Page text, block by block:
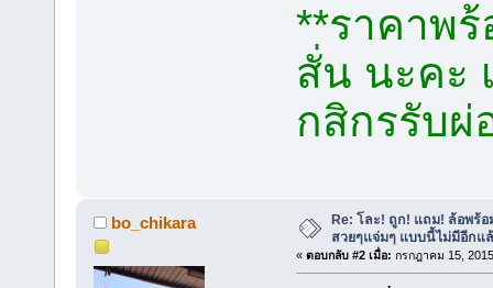
**ราคาพ
สั่น นะคะ
กสิกรรับ
bo_chikara
Re: โละ! ถูก! แถม! ล้อพร้
สวยๆแจ่มๆ แบบนี้ไม่มีอีกแ
« ตอบกลับ #2 เมื่อ: กรกฎาคม 15,